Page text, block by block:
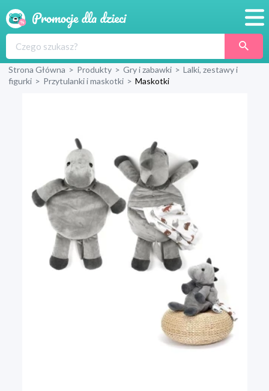
Produkty
Wyprawka
Strona Główna > Produkty > Gry i zabawki > Lalki, zestawy i
figurki > Przytulanki i maskotki > Maskotki